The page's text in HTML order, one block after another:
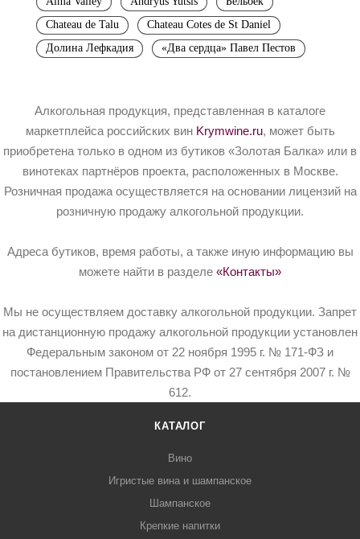
Chateau de Talu
Chateau Cotes de St Daniel
Долина Лефкадия
«Два сердца» Павел Пестов
Алкогольная продукция, представленная в каталоге
маркетплейса российских вин Krymwine.ru, может быть
приобретена только в одном из бутиков «Золотая Балка» или в
винотеках партнёров проекта, расположенных в Москве.
Розничная продажа осуществляется на основании лицензий на
розничную продажу алкогольной продукции.
Адреса бутиков, время работы, а также иную информацию вы
можете найти в разделе «Контакты»
Мы не осуществляем доставку алкогольной продукции. Запрет
на дистанционную продажу алкогольной продукции установлен
Федеральным законом от 22 ноября 1995 г. № 171-ФЗ и
постановлением Правительства РФ от 27 сентября 2007 г. №
612.
КАТАЛОГ
Вино
Игристые вина и шампанское
Шампанское
Крепкие напитки